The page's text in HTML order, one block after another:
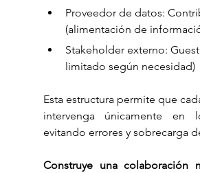
Proveedor de datos:
(alimentación de
Stakeholder externo:
limitado según necesidad)
Esta estructura permite que
intervenga únicamente en
evitando errores y sobrecarga
Construye una colaboración